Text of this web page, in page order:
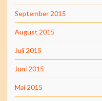
September 2015
August 2015
Juli 2015
Juni 2015
Mai 2015